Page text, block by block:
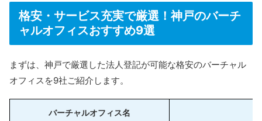
格安・サービス充実で厳選！神戸のバーチ
ャルオフィスおすすめ9選
まずは、神戸で厳選した法人登記が可能な格安のバーチャル
オフィスを9社ご紹介します。
バーチャルオフィス名